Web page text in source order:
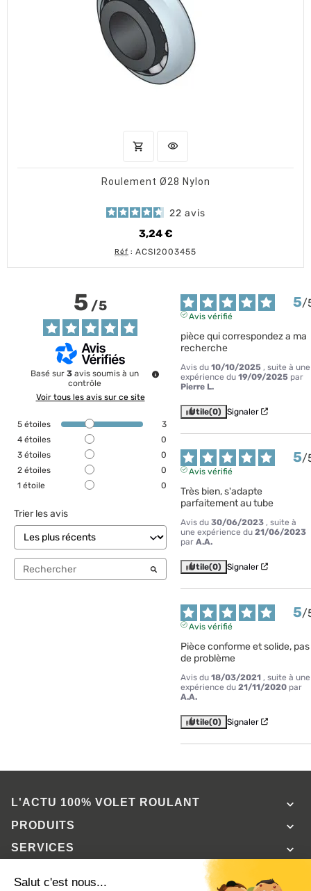
shopping_cart AJOUTER AU PANIER
visibility
Roulement Ø28 Nylon
22 avis
3,24 €
Prix
Réf : ACSI2003455
5/5
Basé sur3 avis soumis à un
contrôle
Voir tous les avis sur ce site
5 étoiles
3
4 étoiles
0
3 étoiles
0
2 étoiles
0
1 étoile 0
Trier les avis
5/
Avis vérifié
pièce qui correspondez a ma
recherche
Avis du 10/10/2025 , suite à une
expérience du 19/09/2025 par
Pierre L.
Utile(0) Signaler
5/
Avis vérifié
Très bien, s'adapte
parfaitement au tube
Avis du 30/06/2023 , suite à
une expérience du 21/06/2023
par A.A.
Utile(0) Signaler
5/
Avis vérifié
Pièce conforme et solide, pas
de problème
Avis du 18/03/2021 , suite à une
expérience du 21/11/2020 par
A.A.
Utile(0) Signaler
L'ACTU 100%VOLET ROULANT 
PRODUITS 
SERVICES 